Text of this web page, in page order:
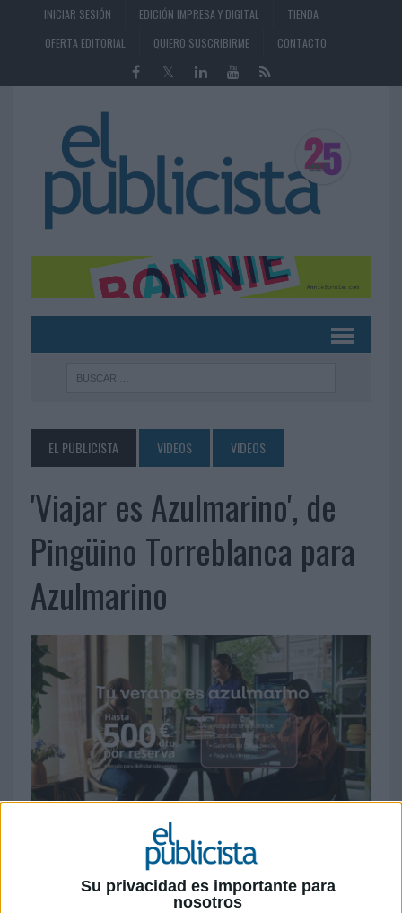
Su privacidad es importante para
nosotros
INICIAR SESIÓN EDICIÓN IMPRESA Y DIGITAL
TIENDA
OFERTA EDITORIAL
QUIERO SUSCRIBIRME CONTACTO
EL PUBLICISTA VIDEOS VIDEOS
'Viajar es Azulmarino', de
Pingüino Torreblanca para
Azulmarino
FICHA TÉCNICA